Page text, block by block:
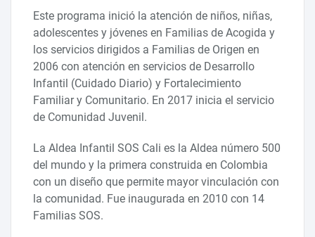
Este programa inició la atención de niños, niñas,
adolescentes y jóvenes en Familias de Acogida y
los servicios dirigidos a Familias de Origen en
2006 con atención en servicios de Desarrollo
Infantil (Cuidado Diario) y Fortalecimiento
Familiar y Comunitario. En 2017 inicia el servicio
de Comunidad Juvenil.
La Aldea Infantil SOS Cali es la Aldea número 500
del mundo y la primera construida en Colombia
con un diseño que permite mayor vinculación con
la comunidad. Fue inaugurada en 2010 con 14
Familias SOS.